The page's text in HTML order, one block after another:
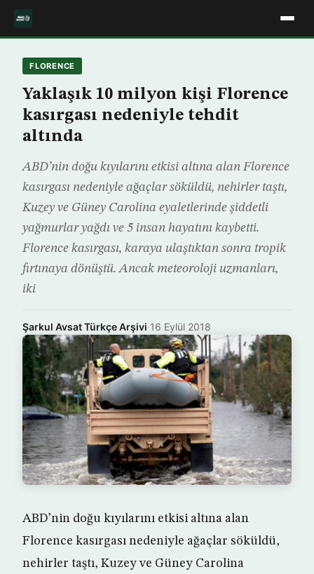
FLORENCE
Yaklaşık 10 milyon kişi Florence
kasırgası nedeniyle tehdit
altında
ABD’nin doğu kıyılarını etkisi altına alan Florence
kasırgası nedeniyle ağaçlar söküldü, nehirler taştı,
Kuzey ve Güney Carolina eyaletlerinde şiddetli
yağmurlar yağdı ve 5 insan hayatını kaybetti.
Florence kasırgası, karaya ulaştıktan sonra tropik
fırtınaya dönüştü. Ancak meteoroloji uzmanları,
iki
Şarkul Avsat Türkçe Arşivi·16 Eylül 2018
ABD’nin doğu kıyılarını etkisi altına alan
Florence kasırgası nedeniyle ağaçlar söküldü,
nehirler taştı, Kuzey ve Güney Carolina